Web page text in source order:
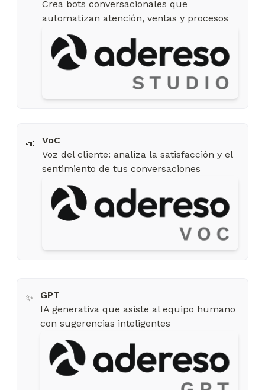
Crea bots conversacionales que
📣
Voz del cliente: analiza la satisfacción y el
sentimiento de tus conversaciones
✨
IA generativa que asiste al equipo humano
con sugerencias inteligentes